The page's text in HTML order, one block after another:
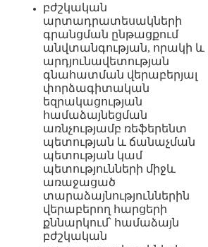
բժշկական
արտադրատեսակների
գրանցման ընթացքում
անվտանգության, որակի և
արդյունավետության
գնահատման վերաբերյալ
փորձագիտական
եզրակացության
համաձայնեցման
առնչությամբ ռեֆերենտ
պետության և ճանաչման
պետության կամ
պետությունների միջև
առաջացած
տարաձայնություններին
վերաբերող հարցերի
քննարկում՝ համաձայն
բժշկական